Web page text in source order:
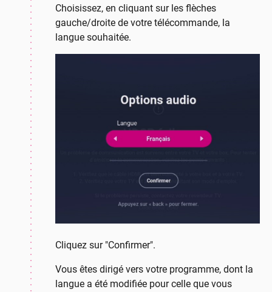
Choisissez, en cliquant sur les flèches
gauche/droite de votre télécommande, la
langue souhaitée.
Cliquez sur "Confirmer".
Vous êtes dirigé vers votre programme, dont la
langue a été modifiée pour celle que vous